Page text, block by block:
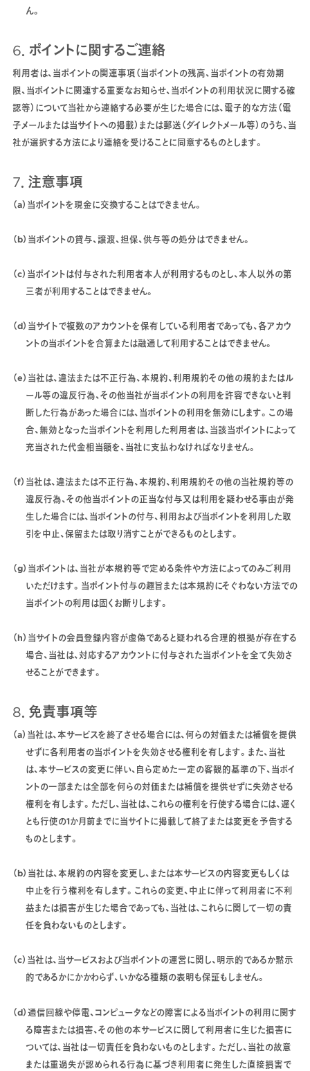
ん。
6．ポイントに関するご連絡
利用者は、当ポイントの関連事項（当ポイントの残高、当ポイントの有効期
限、当ポイントに関連する重要なお知らせ、当ポイントの利用状況に関する確
認等）について当社から連絡する必要が生じた場合には、電子的な方法（電
子メールまたは当サイトへの掲載）または郵送（ダイレクトメール等）のうち、当
社が選択する方法により連絡を受けることに同意するものとします。
7．注意事項
（a）当ポイントを現金に交換することはできません。
（b）当ポイントの貸与、譲渡、担保、供与等の処分はできません。
（c）当ポイントは付与された利用者本人が利用するものとし、本人以外の第
三者が利用することはできません。
（d）当サイトで複数のアカウントを保有している利用者であっても、各アカウ
ントの当ポイントを合算または融通して利用することはできません。
（e）当社は、違法または不正行為、本規約、利用規約その他の規約またはル
ール等の違反行為、その他当社が当ポイントの利用を許容できないと判
断した行為があった場合には、当ポイントの利用を無効にします。この場
合、無効となった当ポイントを利用した利用者は、当該当ポイントによって
充当された代金相当額を、当社に支払わなければなりません。
（f）当社は、違法または不正行為、本規約、利用規約その他の当社規約等の
違反行為、その他当ポイントの正当な付与又は利用を疑わせる事由が発
生した場合には、当ポイントの付与、利用および当ポイントを利用した取
引を中止、保留または取り消すことができるものとします。
（g）当ポイントは、当社が本規約等で定める条件や方法によってのみご利用
いただけます。当ポイント付与の趣旨または本規約にそぐわない方法での
当ポイントの利用は固くお断りします。
（h）当サイトの会員登録内容が虚偽であると疑われる合理的根拠が存在する
場合、当社は、対応するアカウントに付与された当ポイントを全て失効さ
せることができます。
8．免責事項等
（a）当社は、本サービスを終了させる場合には、何らの対価または補償を提供
せずに各利用者の当ポイントを失効させる権利を有します。また、当社
は、本サービスの変更に伴い、自ら定めた一定の客観的基準の下、当ポイ
ントの一部または全部を何らの対価または補償を提供せずに失効させる
権利を有します。ただし、当社は、これらの権利を行使する場合には、遅く
とも行使の1か月前までに当サイトに掲載して終了または変更を予告する
ものとします。
（b）当社は、本規約の内容を変更し、または本サービスの内容変更もしくは
中止を行う権利を有します。これらの変更、中止に伴って利用者に不利
益または損害が生じた場合であっても、当社は、これらに関して一切の責
任を負わないものとします。
（c）当社は、当サービスおよび当ポイントの運営に関し、明示的であるか黙示
的であるかにかかわらず、いかなる種類の表明も保証もしません。
（d）通信回線や停電、コンピュータなどの障害による当ポイントの利用に関す
る障害または損害、その他の本サービスに関して利用者に生じた損害に
ついては、当社は一切責任を負わないものとします。ただし、当社の故意
または重過失が認められる行為に基づき利用者に発生した直接損害で